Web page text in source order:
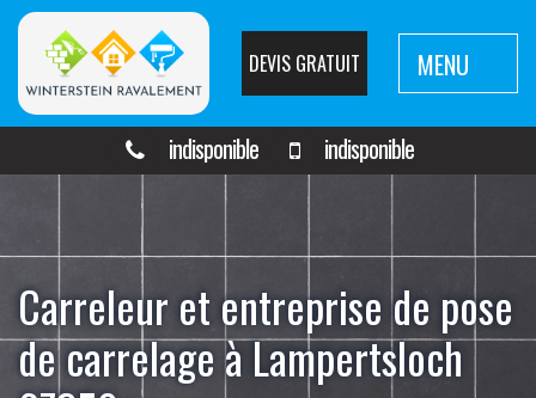
DEVIS GRATUIT MENU
indisponible indisponible
Carreleur et entreprise de pose
de carrelage à Lampertsloch